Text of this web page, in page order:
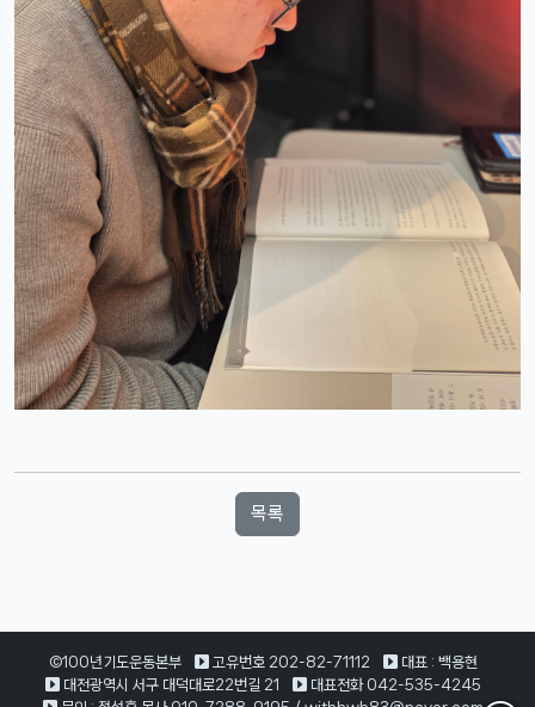
목록
©100년기도운동본부 고유번호 202-82-71112
대표 : 백용현
대전광역시 서구 대덕대로22번길 21
대표전화 042-535-4245